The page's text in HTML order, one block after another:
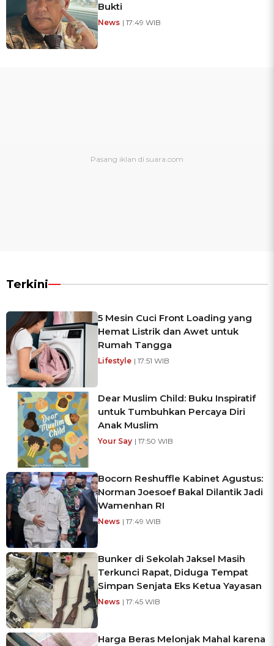
Bukti
News | 17:49 WIB
Terkini
5 Mesin Cuci Front Loading yang
Hemat Listrik dan Awet untuk
Rumah Tangga
Lifestyle | 17:51 WIB
Dear Muslim Child: Buku Inspiratif
untuk Tumbuhkan Percaya Diri
Anak Muslim
Your Say | 17:50 WIB
Bocorn Reshuffle Kabinet Agustus:
Norman Joesoef Bakal Dilantik Jadi
Wamenhan RI
News | 17:49 WIB
Bunker di Sekolah Jaksel Masih
Terkunci Rapat, Diduga Tempat
Simpan Senjata Eks Ketua Yayasan
News | 17:45 WIB
Harga Beras Melonjak Mahal karena